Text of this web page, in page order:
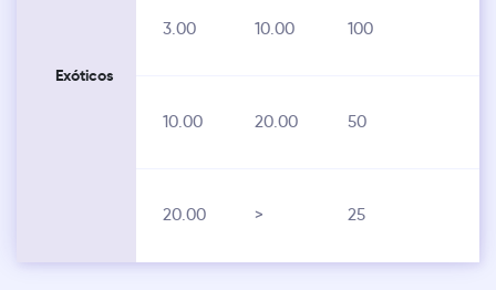
Exóticos
3.00 10.00 100
10.00 20.00 50
20.00 > 25